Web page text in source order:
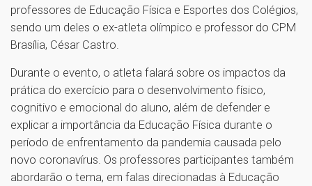
professores de Educação Física e Esportes dos Colégios,
sendo um deles o ex-atleta olímpico e professor do CPM
Brasília, César Castro.
Durante o evento, o atleta falará sobre os impactos da
prática do exercício para o desenvolvimento físico,
cognitivo e emocional do aluno, além de defender e
explicar a importância da Educação Física durante o
período de enfrentamento da pandemia causada pelo
novo coronavírus. Os professores participantes também
abordarão o tema, em falas direcionadas à Educação